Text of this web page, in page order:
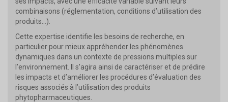
combinaisons (réglementation, conditions d’utilisation des
produits…).
Cette expertise identifie les besoins de recherche, en
particulier pour mieux appréhender les phénomènes
dynamiques dans un contexte de pressions multiples sur
l’environnement. Il s’agira ainsi de caractériser et de prédire
les impacts et d’améliorer les procédures d’évaluation des
risques associés à l’utilisation des produits
phytopharmaceutiques.